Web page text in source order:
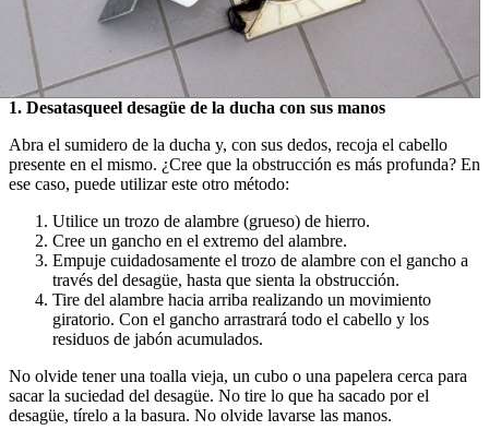
1. Desatasqueel desagüe de la ducha con sus manos
Abra el sumidero de la ducha y, con sus dedos, recoja el cabello
presente en el mismo. ¿Cree que la obstrucción es más profunda? En
ese caso, puede utilizar este otro método:
Utilice un trozo de alambre (grueso) de hierro.
Cree un gancho en el extremo del alambre.
Empuje cuidadosamente el trozo de alambre con el gancho a
través del desagüe, hasta que sienta la obstrucción.
Tire del alambre hacia arriba realizando un movimiento
giratorio. Con el gancho arrastrará todo el cabello y los
residuos de jabón acumulados.
No olvide tener una toalla vieja, un cubo o una papelera cerca para
sacar la suciedad del desagüe. No tire lo que ha sacado por el
desagüe, tírelo a la basura. No olvide lavarse las manos.